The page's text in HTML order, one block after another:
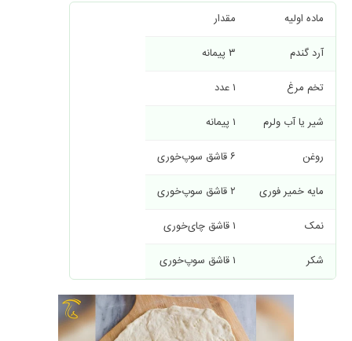
ماده اولیه
مقدار
آرد گندم
۳ پیمانه
تخم مرغ
۱ عدد
شیر یا آب ولرم
۱ پیمانه
روغن
۶ قاشق سوپ‌خوری
مایه خمیر فوری
۲ قاشق سوپ‌خوری
نمک
۱ قاشق چای‌خوری
شکر
۱ قاشق سوپ‌خوری